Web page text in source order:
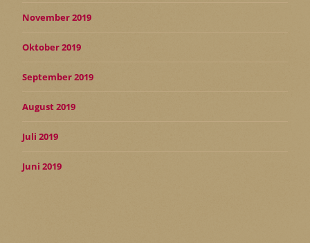
November 2019
Oktober 2019
September 2019
August 2019
Juli 2019
Juni 2019